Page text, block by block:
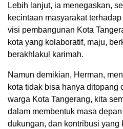
Lebih lanjut, ia menegaskan,
kecintaan masyarakat
visi pembangunan Kota
kota yang kolaboratif, maju,
berakhlakul karimah.
Namun demikian, Herman,
kota tidak bisa hanya ditopang
warga Kota Tangerang, kita
dalam membentuk masa
dukungan, dan kontribusi yang